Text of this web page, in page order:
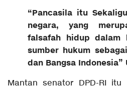
“Pancasila itu
negara, yang
falsafah hidup dalam
sumber hukum
dan Bangsa Indonesia”
Mantan senator DPD-RI itu